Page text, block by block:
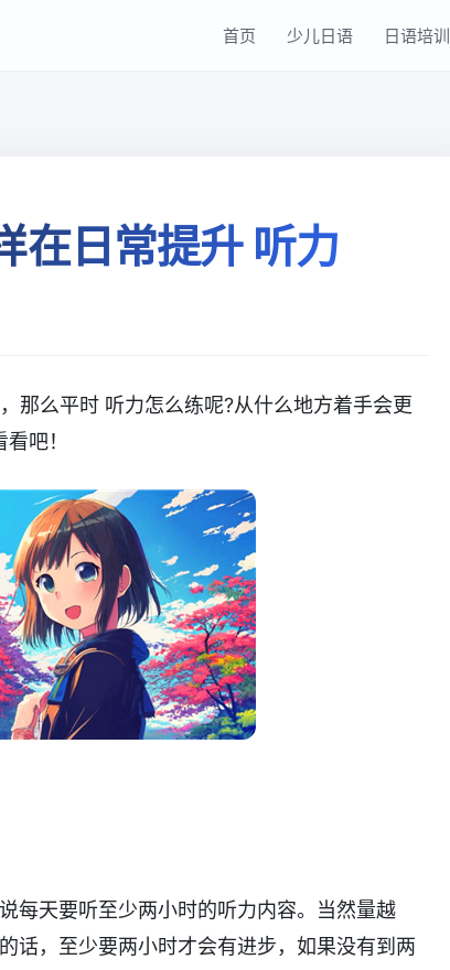
首页 少儿日语 日语培训
在日常提升 听力
那么平时 听力怎么练呢?从什么地方着手会更
吧！
每天要听至少两小时的听力内容。当然量越
话，至少要两小时才会有进步，如果没有到两